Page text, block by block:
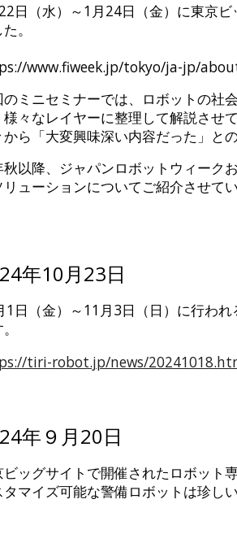
日（水）～1月24日（金）に東京
。
www.fiweek.jp/tokyo/ja-jp/
のミニセミナーでは、ロボットの社
様々なレイヤーに整理して解説させ
ら「大変興味深い内容だった」と
秋以降、ジャパンロボットウィーク
リューションについてご紹介させて
年10月23日
1日（金）～11月3日（日）に行わ
tiri-robot.jp/news/
年９月20日
ビッグサイトで開催されたロボット
タマイズ可能な警備ロボットは珍し